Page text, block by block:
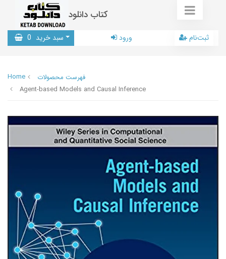
کتاب دانلود
سبد خرید 0 ورود ثبت‌نام
Home
فهرست محصولات
Agent-based Models and Causal Inference